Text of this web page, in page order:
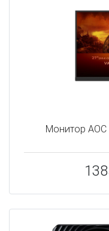
Монитор AOC